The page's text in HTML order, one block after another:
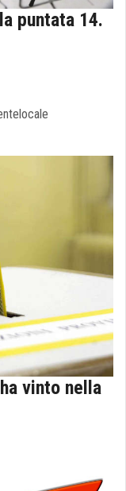
puntata 14.
vinto nella